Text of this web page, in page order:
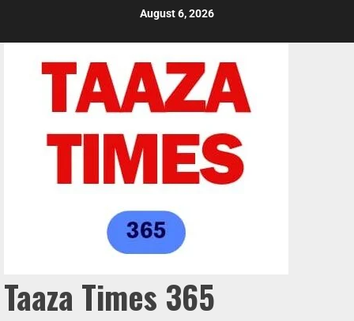
August 6, 2026
Taaza Times 365